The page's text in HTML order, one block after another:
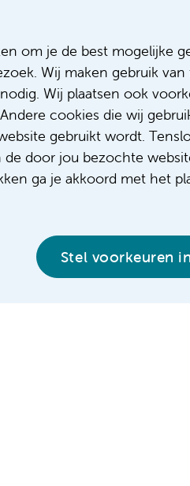
om je de best mogelijke
Wij maken gebruik
Wij plaatsen ook
cookies die wij
gebruikt wordt.
door jou bezochte
ga je akkoord met het
Stel voorkeuren in
Ik wil
en waar
Want je moet
hen bijvoorbeeld
wordt. Veel